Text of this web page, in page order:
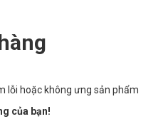
lỗi hoặc không ưng sản phẩm
của bạn!